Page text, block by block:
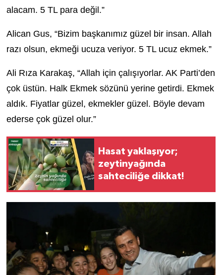
alacam. 5 TL para değil.”
Alican Gus, “Bizim başkanımız güzel bir insan. Allah
razı olsun, ekmeği ucuza veriyor. 5 TL ucuz ekmek.”
Ali Rıza Karakaş, “Allah için çalışıyorlar. AK Parti’den
çok üstün. Halk Ekmek sözünü yerine getirdi. Ekmek
aldık. Fiyatlar güzel, ekmekler güzel. Böyle devam
ederse çok güzel olur.”
Hasat yaklaşıyor;
zeytinyağında
sahteciliğe dikkat!